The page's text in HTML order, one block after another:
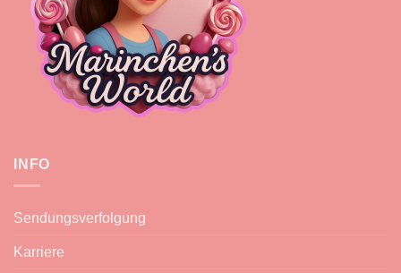
INFO
Sendungsverfolgung
Karriere